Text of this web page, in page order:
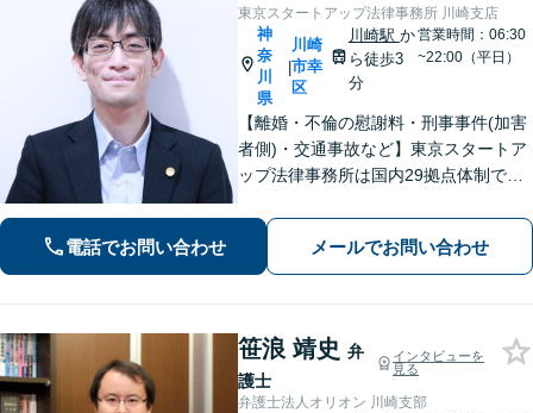
東京スタートアップ法律事務所 川崎支店
神
奈
川
県
|
川崎
市幸
区
川崎駅 か
ら徒歩3
分
営業時間：06:30
~22:00（平日）
【離婚・不倫の慰謝料・刑事事件(加害
者側)・交通事故など】東京スタートア
ップ法律事務所は国内29拠点体制で全
対応(法律相談は完全予約制)】各分野で
専門性の高い弁護士が寄り添い解決を
サポートします。
電話でお問い合わせ メールでお問い合わせ
笹浪 靖史 弁
護士
インタビューを
見る
弁護士法人オリオン 川崎支部